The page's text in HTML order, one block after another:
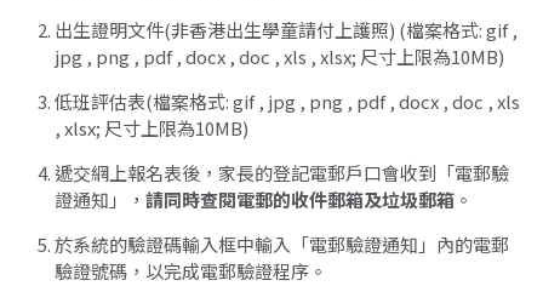
出生證明文件(非香港出生學童請付上護照) (檔案格式: gif ,
jpg , png , pdf , docx , doc , xls , xlsx; 尺寸上限為10MB)
低班評估表(檔案格式: gif , jpg , png , pdf , docx , doc , xls
, xlsx; 尺寸上限為10MB)
遞交網上報名表後，家長的登記電郵戶口會收到「電郵驗
證通知」， 請同時查閱電郵的收件郵箱及垃圾郵箱 。
於系統的驗證碼輸入框中輸入「電郵驗證通知」內的電郵
驗證號碼，以完成電郵驗證程序。